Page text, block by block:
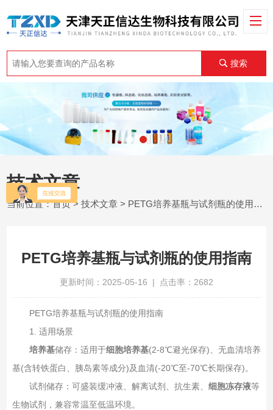
搜索
技术文章
当前位置：首页>技术文章 > PETG培养基瓶与试剂瓶的使用指南
PETG培养基瓶与试剂瓶的使用指南
更新时间：2025-05-16 | 点击率：2682
PETG培养基瓶与试剂瓶的使用指南‌
1. 适用场景‌
培养基储存‌：适用于细胞培养基(2-8℃避光保存)、无血清培养
基(含转铁蛋白、胰岛素等成分)及血清(-20℃至-70℃长期保存)。
试剂储存‌：可盛装缓冲液、解离试剂、抗生素、 细胞冻存液等
生物试剂，兼容常温至低温环境。